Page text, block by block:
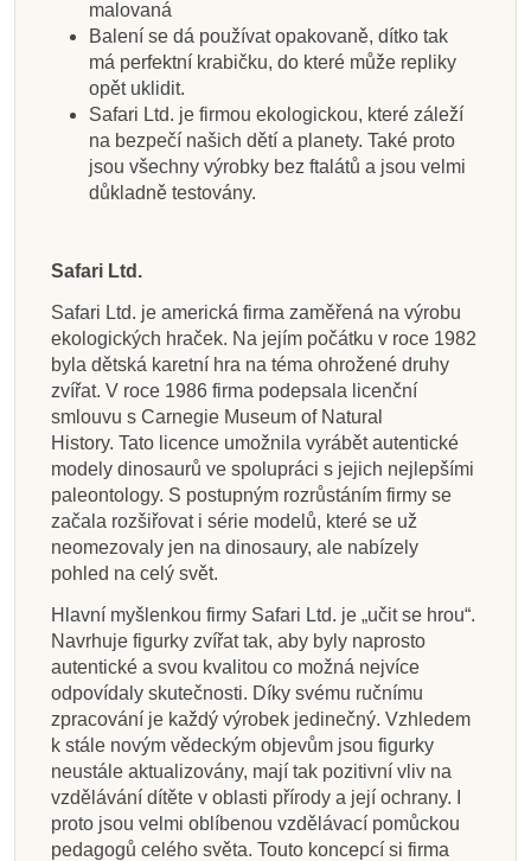
malovaná
Balení se dá používat opakovaně, dítko tak
má perfektní krabičku, do které může repliky
opět uklidit.
Safari Ltd. je firmou ekologickou, které záleží
na bezpečí našich dětí a planety. Také proto
jsou všechny výrobky bez ftalátů a jsou velmi
důkladně testovány.
Safari Ltd.
Safari Ltd. je americká firma zaměřená na výrobu
ekologických hraček. Na jejím počátku v roce 1982
byla dětská karetní hra na téma ohrožené druhy
zvířat. V roce 1986 firma podepsala licenční
smlouvu s Carnegie Museum of Natural
History. Tato licence umožnila vyrábět autentické
modely dinosaurů ve spolupráci s jejich nejlepšími
paleontology. S postupným rozrůstáním firmy se
začala rozšiřovat i série modelů, které se už
neomezovaly jen na dinosaury, ale nabízely
pohled na celý svět.
Hlavní myšlenkou firmy Safari Ltd. je „učit se hrou“.
Navrhuje figurky zvířat tak, aby byly naprosto
autentické a svou kvalitou co možná nejvíce
odpovídaly skutečnosti. Díky svému ručnímu
zpracování je každý výrobek jedinečný. Vzhledem
k stále novým vědeckým objevům jsou figurky
neustále aktualizovány, mají tak pozitivní vliv na
vzdělávání dítěte v oblasti přírody a její ochrany. I
proto jsou velmi oblíbenou vzdělávací pomůckou
pedagogů celého světa. Touto koncepcí si firma